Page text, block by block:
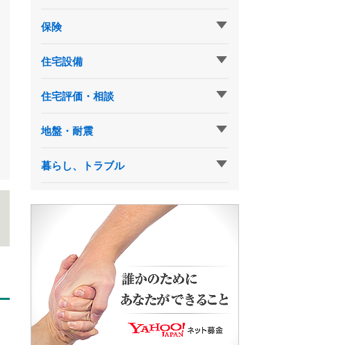
保険
住宅設備
住宅評価・相談
地盤・耐震
暮らし、トラブル